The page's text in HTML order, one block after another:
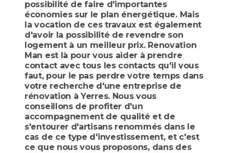
possibilité de faire d'importantes
économies sur le plan énergétique. Mais
la vocation de ces travaux est également
d'avoir la possibilité de revendre son
logement à un meilleur prix. Renovation
Man est là pour vous aider à prendre
contact avec tous les contacts qu'il vous
faut, pour le pas perdre votre temps dans
votre recherche d'une entreprise de
rénovation à Yerres. Nous vous
conseillons de profiter d'un
accompagnement de qualité et de
s'entourer d'artisans renommés dans le
cas de ce type d'investissement, et c'est
ce que nous vous proposons, dans des